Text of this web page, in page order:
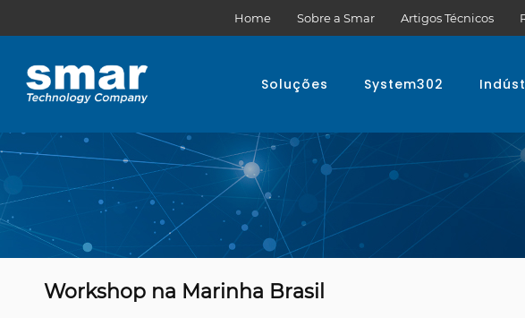
Home Sobre a Smar Artigos Técnicos
Soluções System302
Workshop na Marinha Brasil